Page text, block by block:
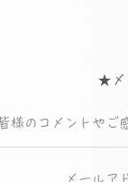
★メ